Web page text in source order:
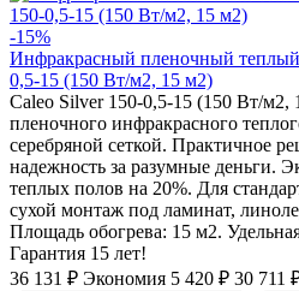
-15%
Инфракрасный пленочный
0,5-15 (150 Вт/м2, 15 м2)
Caleo Silver 150-0,5-15 (150 Вт/м2,
пленочного инфракрасного
серебряной сеткой. Практичное
надежность за разумные деньги.
теплых полов на 20%. Для
сухой монтаж под ламинат,
Площадь обогрева: 15 м2.
Гарантия 15 лет!
36 131 ₽ Экономия 5 420 ₽ 30 711